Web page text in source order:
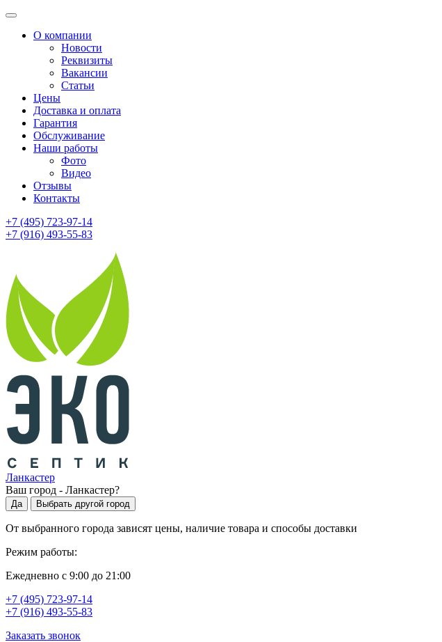
О компании
Новости
Реквизиты
Вакансии
Статьи
Цены
Доставка и оплата
Гарантия
Обслуживание
Наши работы
Фото
Видео
Отзывы
Контакты
+7 (495) 723-97-14
+7 (916) 493-55-83
Ланкастер
Ваш город - Ланкастер?
Да Выбрать другой город
От выбранного города зависят цены, наличие товара и способы доставки
Режим работы:
Ежедневно с 9:00 до 21:00
+7 (495) 723-97-14
+7 (916) 493-55-83
Заказать звонок